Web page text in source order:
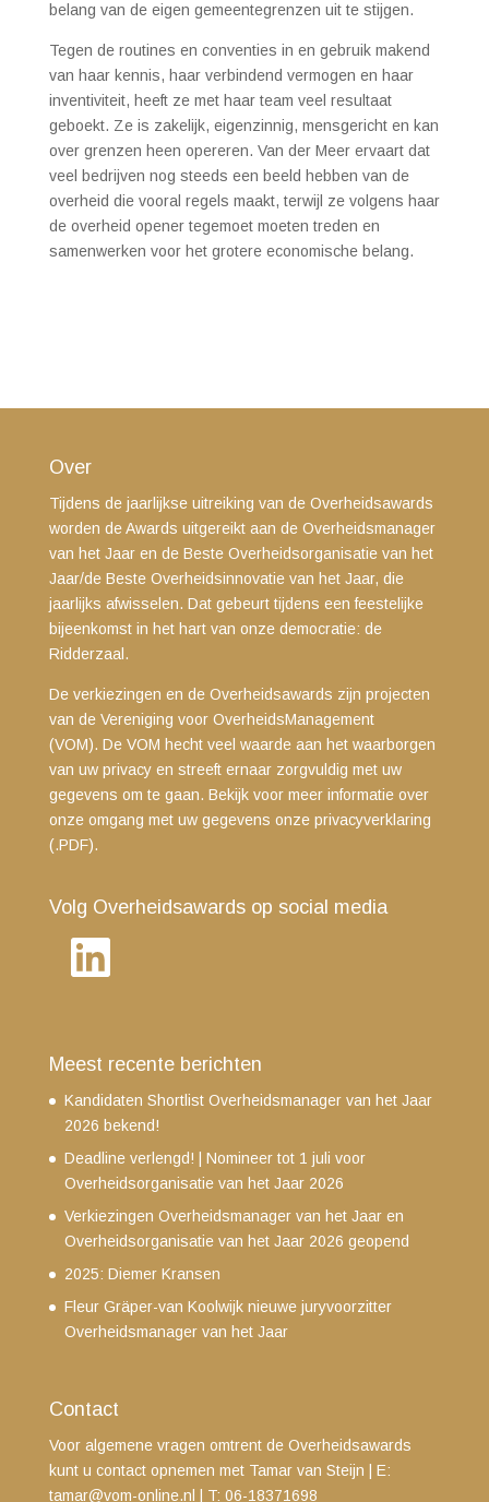
belang van de eigen gemeentegrenzen uit te stijgen.
Tegen de routines en conventies in en gebruik makend
van haar kennis, haar verbindend vermogen en haar
inventiviteit, heeft ze met haar team veel resultaat
geboekt. Ze is zakelijk, eigenzinnig, mensgericht en kan
over grenzen heen opereren. Van der Meer ervaart dat
veel bedrijven nog steeds een beeld hebben van de
overheid die vooral regels maakt, terwijl ze volgens haar
de overheid opener tegemoet moeten treden en
samenwerken voor het grotere economische belang.
Over
Tijdens de jaarlijkse uitreiking van de Overheidsawards
worden de Awards uitgereikt aan de Overheidsmanager
van het Jaar en de Beste Overheidsorganisatie van het
Jaar/de Beste Overheidsinnovatie van het Jaar, die
jaarlijks afwisselen. Dat gebeurt tijdens een feestelijke
bijeenkomst in het hart van onze democratie: de
Ridderzaal.
De verkiezingen en de Overheidsawards zijn projecten
van de Vereniging voor OverheidsManagement
(VOM). De VOM hecht veel waarde aan het waarborgen
van uw privacy en streeft ernaar zorgvuldig met uw
gegevens om te gaan. Bekijk voor meer informatie over
onze omgang met uw gegevens onze privacyverklaring
(.PDF).
Volg Overheidsawards op social media
LinkedIn
Meest recente berichten
Kandidaten Shortlist Overheidsmanager van het Jaar
2026 bekend!
Deadline verlengd! | Nomineer tot 1 juli voor
Overheidsorganisatie van het Jaar 2026
Verkiezingen Overheidsmanager van het Jaar en
Overheidsorganisatie van het Jaar 2026 geopend
2025: Diemer Kransen
Fleur Gräper-van Koolwijk nieuwe juryvoorzitter
Overheidsmanager van het Jaar
Contact
Voor algemene vragen omtrent de Overheidsawards
kunt u contact opnemen met Tamar van Steijn | E:
tamar@vom-online.nl
T: 06-18371698